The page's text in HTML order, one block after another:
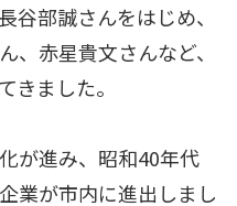
谷部誠さんをはじめ、
、赤星貴文さんなど、
きました。
が進み、昭和40年代
業が市内に進出しまし